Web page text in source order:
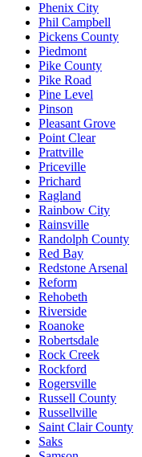
Phenix City
Phil Campbell
Pickens County
Piedmont
Pike County
Pike Road
Pine Level
Pinson
Pleasant Grove
Point Clear
Prattville
Priceville
Prichard
Ragland
Rainbow City
Rainsville
Randolph County
Red Bay
Redstone Arsenal
Reform
Rehobeth
Riverside
Roanoke
Robertsdale
Rock Creek
Rockford
Rogersville
Russell County
Russellville
Saint Clair County
Saks